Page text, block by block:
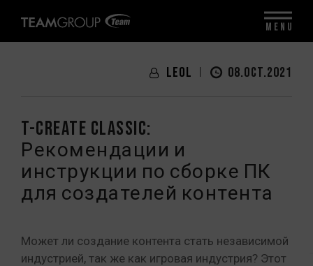
LeoL 08.OCT.2021
T-CREATE CLASSIC:
Рекомендации и
инструкции по сборке ПК
для создателей контента
Может ли создание контента стать независимой
индустрией, так же как игровая индустрия? Этот
MENU